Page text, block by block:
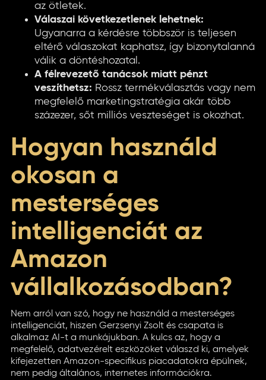
az ötletek.
Válaszai következetlenek lehetnek:
Ugyanarra a kérdésre többször is teljesen
eltérő válaszokat kaphatsz, így bizonytalanná
válik a döntéshozatal.
A félrevezető tanácsok miatt pénzt
veszíthetsz: Rossz termékválasztás vagy nem
megfelelő marketingstratégia akár több
százezer, sőt milliós veszteséget is okozhat.
Hogyan használd
okosan a
mesterséges
intelligenciát az
Amazon
vállalkozásodban?
Nem arról van szó, hogy ne használd a mesterséges
intelligenciát, hiszen Gerzsenyi Zsolt és csapata is
alkalmaz AI-t a munkájukban. A kulcs az, hogy a
megfelelő, adatvezérelt eszközöket válaszd ki, amelyek
kifejezetten Amazon-specifikus piacadatokra épülnek,
nem pedig általános, internetes információkra.